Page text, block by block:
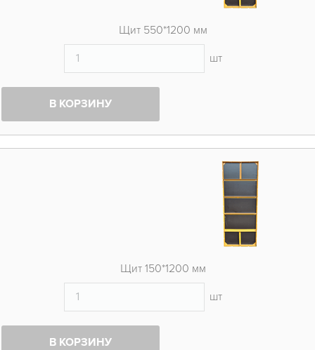
Щит 550*1200 мм
шт
В КОРЗИНУ
Щит 150*1200 мм
шт
В КОРЗИНУ